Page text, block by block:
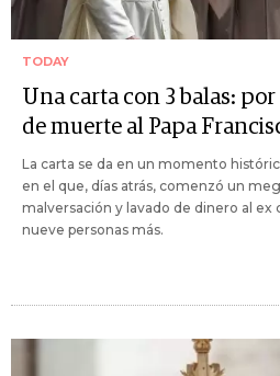
TODAY
Una carta con 3 balas:
de muerte al Papa
La carta se da en un momento
en el que, días atrás, comenzó un
malversación y lavado de dinero al ex
nueve personas más.